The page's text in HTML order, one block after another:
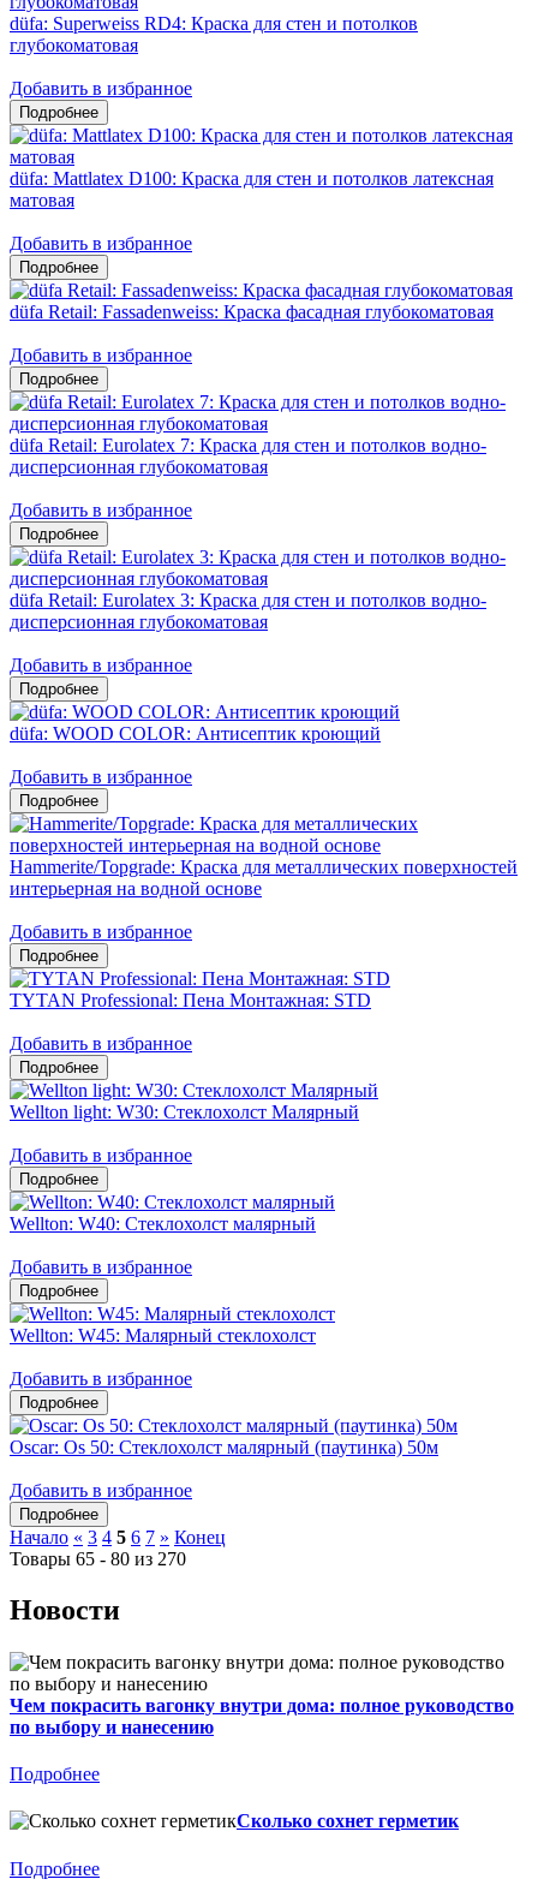
düfa: Superweiss RD4: Краска для стен и потолков
глубокоматовая
Добавить в избранное
düfa: Mattlatex D100: Краска для стен и потолков латексная
матовая
Добавить в избранное
düfa Retail: Fassadenweiss: Краска фасадная глубокоматовая
Добавить в избранное
düfa Retail: Eurolatex 7: Краска для стен и потолков водно-
дисперсионная глубокоматовая
Добавить в избранное
düfa Retail: Eurolatex 3: Краска для стен и потолков водно-
дисперсионная глубокоматовая
Добавить в избранное
düfa: WOOD COLOR: Антисептик кроющий
Добавить в избранное
Hammerite/Topgrade: Краска для металлических поверхностей
интерьерная на водной основе
Добавить в избранное
TYTAN Professional: Пена Монтажная: STD
Добавить в избранное
Wellton light: W30: Стеклохолст Малярный
Добавить в избранное
Wellton: W40: Стеклохолст малярный
Добавить в избранное
Wellton: W45: Малярный стеклохолст
Добавить в избранное
Oscar: Os 50: Стеклохолст малярный (паутинка) 50м
Добавить в избранное
Начало « 3 4 5 6 7 » Конец
Товары 65 - 80 из 270
Новости
Чем покрасить вагонку внутри дома: полное руководство
по выбору и нанесению
Подробнее
Сколько сохнет герметик
Подробнее